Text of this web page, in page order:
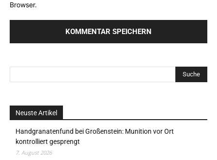
Browser.
Neuste Artikel
Handgranatenfund bei Großenstein: Munition vor Ort
kontrolliert gesprengt
7. August 2026